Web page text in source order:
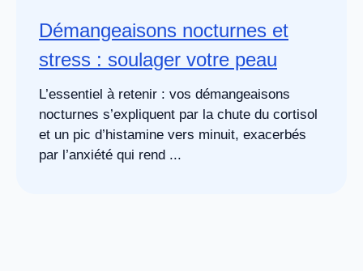
Démangeaisons nocturnes et
stress : soulager votre peau
L’essentiel à retenir : vos démangeaisons
nocturnes s’expliquent par la chute du cortisol
et un pic d’histamine vers minuit, exacerbés
par l’anxiété qui rend ...